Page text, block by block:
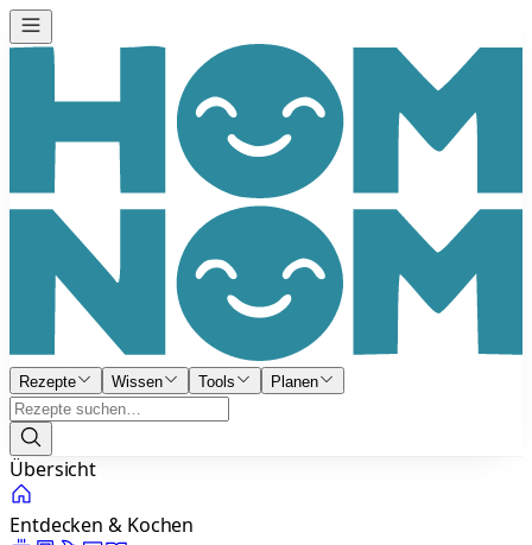
Rezepte Wissen Tools Planen
Übersicht
Entdecken & Kochen